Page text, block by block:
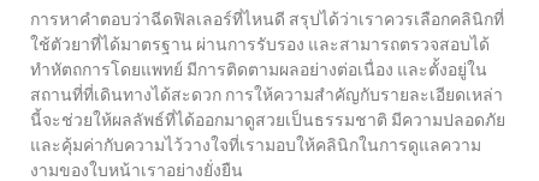
การหาคำตอบว่าฉีดฟิลเลอร์ที่ไหนดี สรุปได้ว่าเราควรเลือกคลินิกที่
ใช้ตัวยาที่ได้มาตรฐาน ผ่านการรับรอง และสามารถตรวจสอบได้
ทำหัตถการโดยแพทย์ มีการติดตามผลอย่างต่อเนื่อง และตั้งอยู่ใน
สถานที่ที่เดินทางได้สะดวก การให้ความสำคัญกับรายละเอียดเหล่า
นี้จะช่วยให้ผลลัพธ์ที่ได้ออกมาดูสวยเป็นธรรมชาติ มีความปลอดภัย
และคุ้มค่ากับความไว้วางใจที่เรามอบให้คลินิกในการดูแลความ
งามของใบหน้าเราอย่างยั่งยืน